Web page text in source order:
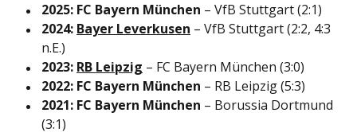
2025: FC Bayern München – VfB Stuttgart (2:1)
2024: Bayer Leverkusen – VfB Stuttgart (2:2, 4:3
n.E.)
2023: RB Leipzig – FC Bayern München (3:0)
2022: FC Bayern München – RB Leipzig (5:3)
2021: FC Bayern München – Borussia Dortmund
(3:1)